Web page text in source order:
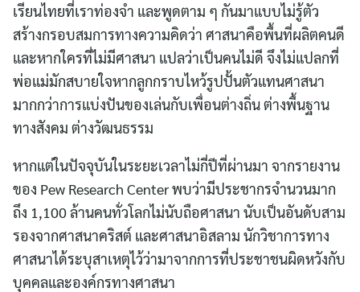
เรียนไทยที่เราท่องจำ และพูดตาม ๆ กันมาแบบไม่รู้ตัว
สร้างกรอบสมการทางความคิดว่า ศาสนาคือพื้นที่ผลิตคนดี
และหากใครที่ไม่มีศาสนา แปลว่าเป็นคนไม่ดี จึงไม่แปลกที่
พ่อแม่มักสบายใจหากลูกกราบไหว้รูปปั้นตัวแทนศาสนา
มากกว่าการแบ่งปันของเล่นกับเพื่อนต่างถิ่น ต่างพื้นฐาน
ทางสังคม ต่างวัฒนธรรม
หากแต่ในปัจจุบันในระยะเวลาไม่กี่ปีที่ผ่านมา จากรายงาน
ของ Pew Research Center พบว่ามีประชากรจำนวนมาก
ถึง 1,100 ล้านคนทั่วโลกไม่นับถือศาสนา นับเป็นอันดับสาม
รองจากศาสนาคริสต์ และศาสนาอิสลาม นักวิชาการทาง
ศาสนาได้ระบุสาเหตุไว้ว่ามาจากการที่ประชาชนผิดหวังกับ
บุคคลและองค์กรทางศาสนา